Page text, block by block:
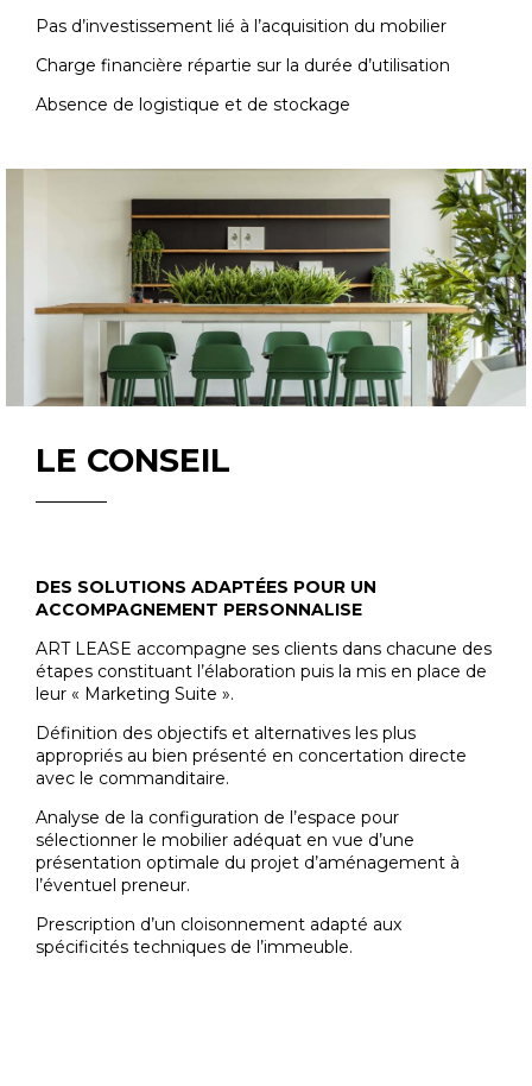
Pas d’investissement lié à l’acquisition du mobilier
Charge financière répartie sur la durée d’utilisation
Absence de logistique et de stockage
LE CONSEIL
DES SOLUTIONS ADAPTÉES POUR UN
ACCOMPAGNEMENT PERSONNALISE
ART LEASE accompagne ses clients dans chacune des
étapes constituant l’élaboration puis la mis en place de
leur « Marketing Suite ».
Définition des objectifs et alternatives les plus
appropriés au bien présenté en concertation directe
avec le commanditaire.
Analyse de la configuration de l’espace pour
sélectionner le mobilier adéquat en vue d’une
présentation optimale du projet d’aménagement à
l’éventuel preneur.
Prescription d’un cloisonnement adapté aux
spécificités techniques de l’immeuble.